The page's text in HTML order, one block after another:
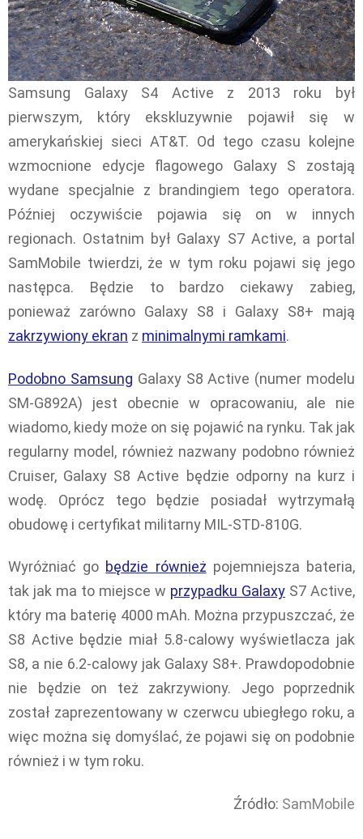
Samsung Galaxy S4 Active z 2013 roku był
pierwszym, który ekskluzywnie pojawił się w
amerykańskiej sieci AT&T. Od tego czasu kolejne
wzmocnione edycje flagowego Galaxy S zostają
wydane specjalnie z brandingiem tego operatora.
Później oczywiście pojawia się on w innych
regionach. Ostatnim był Galaxy S7 Active, a portal
SamMobile twierdzi, że w tym roku pojawi się jego
następca. Będzie to bardzo ciekawy zabieg,
ponieważ zarówno Galaxy S8 i Galaxy S8+ mają
zakrzywiony ekran z minimalnymi ramkami.
Podobno Samsung Galaxy S8 Active (numer modelu
SM-G892A) jest obecnie w opracowaniu, ale nie
wiadomo, kiedy może on się pojawić na rynku. Tak jak
regularny model, również nazwany podobno również
Cruiser, Galaxy S8 Active będzie odporny na kurz i
wodę. Oprócz tego będzie posiadał wytrzymałą
obudowę i certyfikat militarny MIL-STD-810G.
Wyróżniać go będzie również pojemniejsza bateria,
tak jak ma to miejsce w przypadku Galaxy S7 Active,
który ma baterię 4000 mAh. Można przypuszczać, że
S8 Active będzie miał 5.8-calowy wyświetlacza jak
S8, a nie 6.2-calowy jak Galaxy S8+. Prawdopodobnie
nie będzie on też zakrzywiony. Jego poprzednik
został zaprezentowany w czerwcu ubiegłego roku, a
więc można się domyślać, że pojawi się on podobnie
również i w tym roku.
Źródło: SamMobile